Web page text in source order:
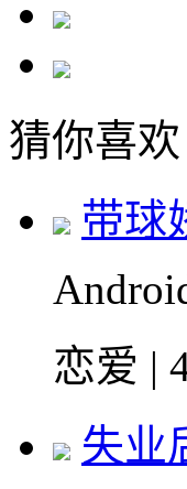
猜你喜欢
带球
恋爱 |
失业